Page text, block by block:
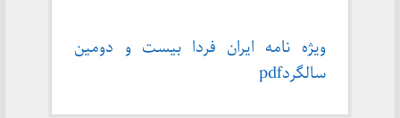
ویژه نامه ایران فردا بیست و دومین
سالگردpdf